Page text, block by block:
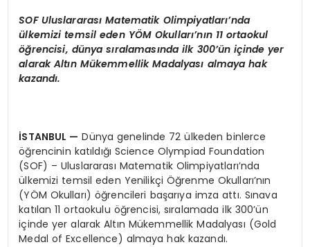
SOF UluslararasıMatematik Olimpiyatları’nda
ülkemizi temsil eden YÖM Okulları’nın 11 ortaokul
öğrencisi, dünya sıralamasında ilk 300’ün içinde yer
alarak Altın Mükemmellik Madalyası almaya hak
kazandı.
İSTANBUL — Dünya genelinde 72 ülkeden binlerce
öğrencinin katıldığı Science Olympiad Foundation
(SOF) – Uluslararası Matematik Olimpiyatları’nda
ülkemizi temsil eden Yenilikçi Öğrenme Okulları’nın
(YÖM Okulları) öğrencileri başarıya imza attı. Sınava
katılan 11 ortaokulu öğrencisi, sıralamada ilk 300’ün
içinde yer alarak Altın Mükemmellik Madalyası (Gold
Medal of Excellence) almaya hak kazandı.